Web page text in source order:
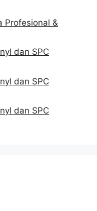
Profesional &
dan SPC
dan SPC
dan SPC